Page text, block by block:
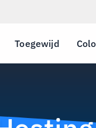
Toegewijd